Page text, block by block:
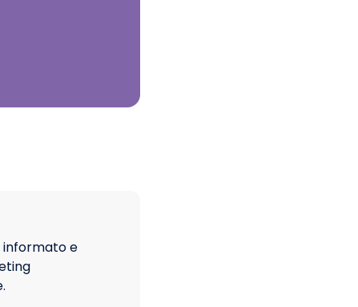
informato e